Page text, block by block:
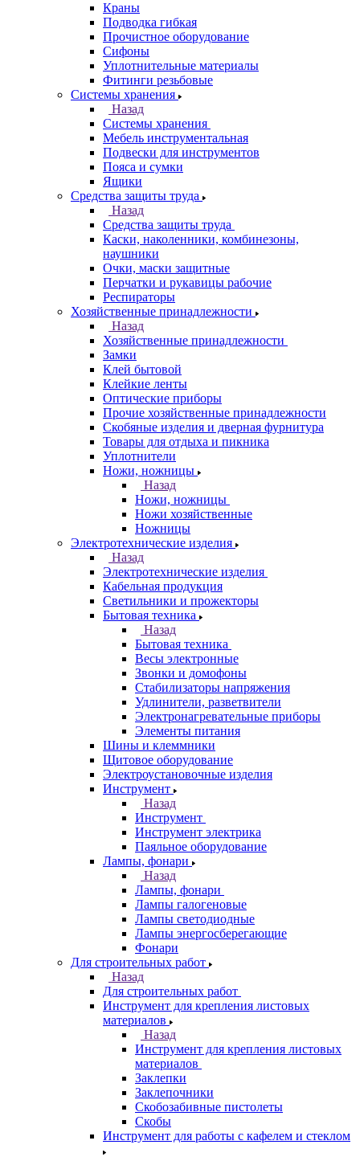
Краны
Подводка гибкая
Прочистное оборудование
Сифоны
Уплотнительные материалы
Фитинги резьбовые
Системы хранения
Назад
Системы хранения
Мебель инструментальная
Подвески для инструментов
Пояса и сумки
Ящики
Средства защиты труда
Назад
Средства защиты труда
Каски, наколенники, комбинезоны,
наушники
Очки, маски защитные
Перчатки и рукавицы рабочие
Респираторы
Хозяйственные принадлежности
Назад
Хозяйственные принадлежности
Замки
Клей бытовой
Клейкие ленты
Оптические приборы
Прочие хозяйственные принадлежности
Скобяные изделия и дверная фурнитура
Товары для отдыха и пикника
Уплотнители
Ножи, ножницы
Назад
Ножи, ножницы
Ножи хозяйственные
Ножницы
Электротехнические изделия
Назад
Электротехнические изделия
Кабельная продукция
Светильники и прожекторы
Бытовая техника
Назад
Бытовая техника
Весы электронные
Звонки и домофоны
Стабилизаторы напряжения
Удлинители, разветвители
Электронагревательные приборы
Элементы питания
Шины и клеммники
Щитовое оборудование
Электроустановочные изделия
Инструмент
Назад
Инструмент
Инструмент электрика
Паяльное оборудование
Лампы, фонари
Назад
Лампы, фонари
Лампы галогеновые
Лампы светодиодные
Лампы энергосберегающие
Фонари
Для строительных работ
Назад
Для строительных работ
Инструмент для крепления листовых
материалов
Назад
Инструмент для крепления листовых
материалов
Заклепки
Заклепочники
Скобозабивные пистолеты
Скобы
Инструмент для работы с кафелем и стеклом